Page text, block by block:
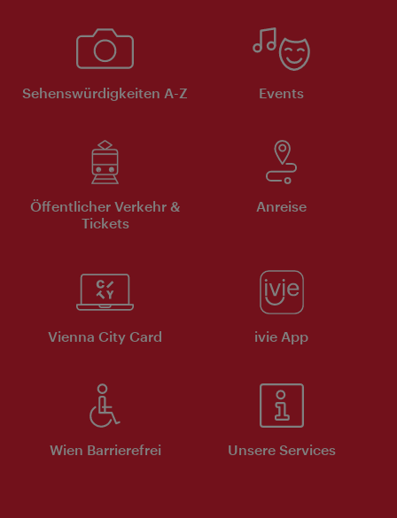
Sehenswürdigkeiten A-Z Events
Öffentlicher Verkehr &
Tickets
Anreise
Vienna City Card ivie App
Wien Barrierefrei Unsere Services